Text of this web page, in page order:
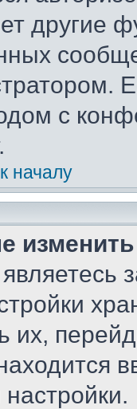
другие
с
началу
их,